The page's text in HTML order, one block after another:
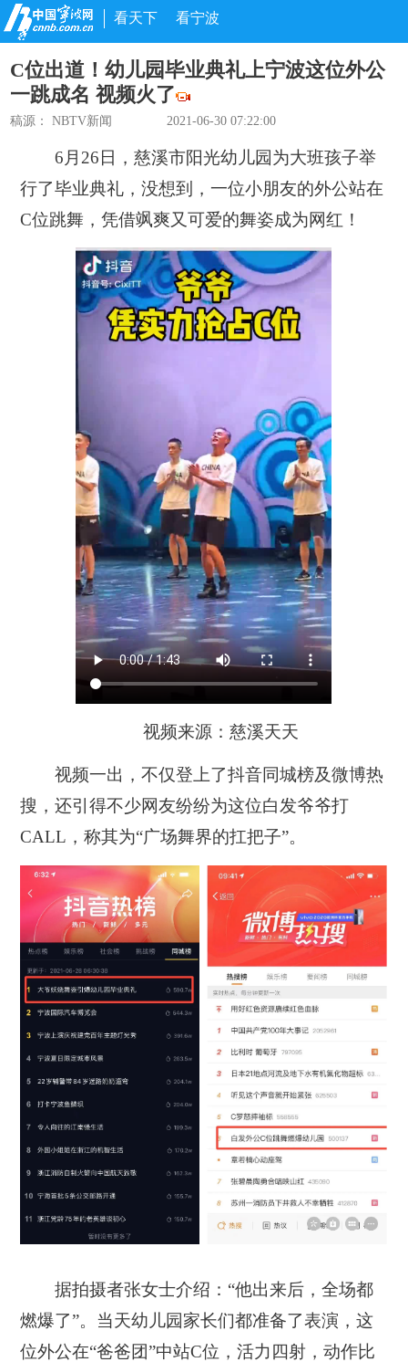
看天下 看宁波
C位出道！幼儿园毕业典礼上宁波这位外公
一跳成名 视频火了
稿源：NBTV新闻 2021-06-30 07:22:00
6月26日，慈溪市阳光幼儿园为大班孩子举
行了毕业典礼，没想到，一位小朋友的外公站在
C位跳舞，凭借飒爽又可爱的舞姿成为网红！
视频来源：慈溪天天
视频一出，不仅登上了抖音同城榜及微博热
搜，还引得不少网友纷纷为这位白发爷爷打
CALL，称其为“广场舞界的扛把子”。
据拍摄者张女士介绍：“他出来后，全场都
燃爆了”。当天幼儿园家长们都准备了表演，这
位外公在“爸爸团”中站C位，活力四射，动作比